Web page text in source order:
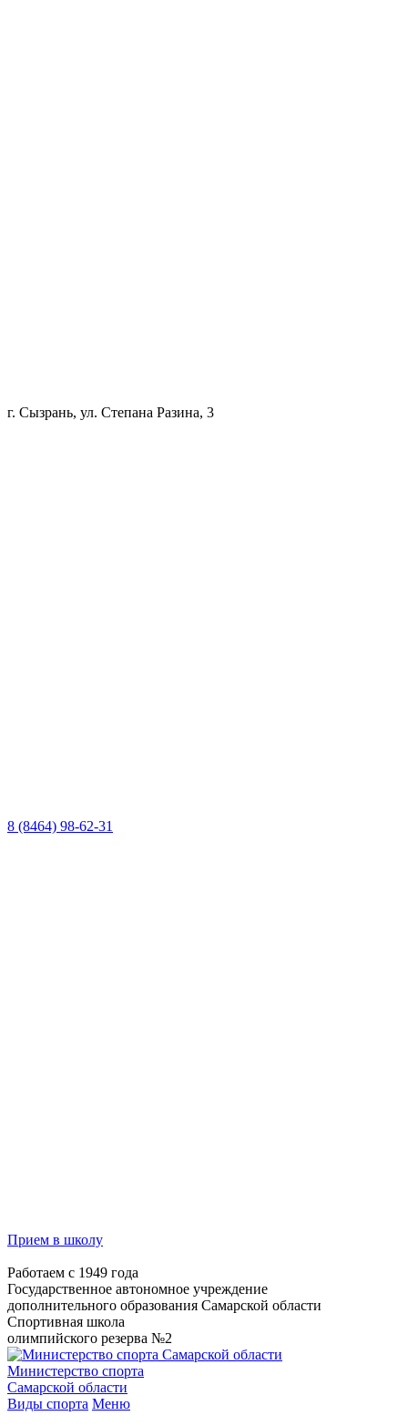
г. Сызрань, ул. Степана Разина, 3
8 (8464) 98-62-31
Прием в школу
Работаем с 1949 года
Государственное автономное учреждение
дополнительного образования Самарской области
Спортивная школа
олимпийского резерва №2
Министерство спорта
Самарской области
Виды спорта Меню